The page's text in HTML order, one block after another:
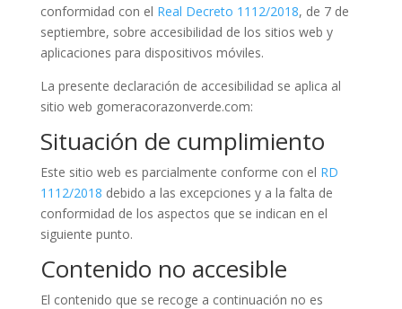
conformidad con el Real Decreto 1112/2018, de 7 de
septiembre, sobre accesibilidad de los sitios web y
aplicaciones para dispositivos móviles.
La presente declaración de accesibilidad se aplica al
sitio web gomeracorazonverde.com:
Situación de cumplimiento
Este sitio web es parcialmente conforme con el RD
1112/2018 debido a las excepciones y a la falta de
conformidad de los aspectos que se indican en el
siguiente punto.
Contenido no accesible
El contenido que se recoge a continuación no es